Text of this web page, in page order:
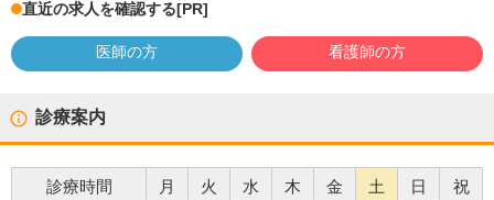
直近の求人を確認する[PR]
医師の方 看護師の方
診療案内
診療時間 月 火 水 木 金 土 日 祝